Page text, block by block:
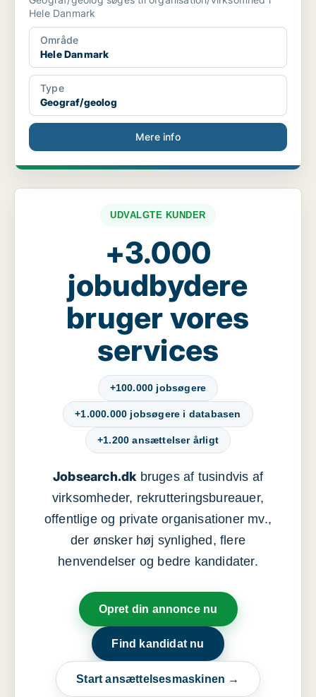
Hele Danmark
Område
Hele Danmark
Type
Geograf/geolog
Mere info
UDVALGTE KUNDER
+3.000
jobudbydere
bruger vores
services
+100.000 jobsøgere
+1.000.000 jobsøgere i databasen
+1.200 ansættelser årligt
Jobsearch.dk bruges af tusindvis af
virksomheder, rekrutteringsbureauer,
offentlige og private organisationer mv.,
der ønsker høj synlighed, flere
henvendelser og bedre kandidater.
Opret din annonce nu
Find kandidat nu
Start ansættelsesmaskinen →